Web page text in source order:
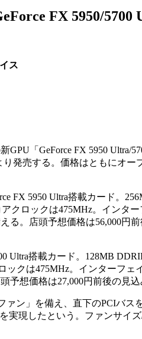
FX 5950/5700
ス
GPU「GeForce FX 5950 Ultra/
発売する。価格はともにオー
FX 5950 Ultra搭載カード。
クロックは475MHz。インター
る。店頭予想価格は56,000円
Ultra搭載カード。128MB
ックは475MHz。インターフェ
予想価格は27,000円前後の見込
ン」を備え、直下のPCIバス
実現したという。ファンサイ